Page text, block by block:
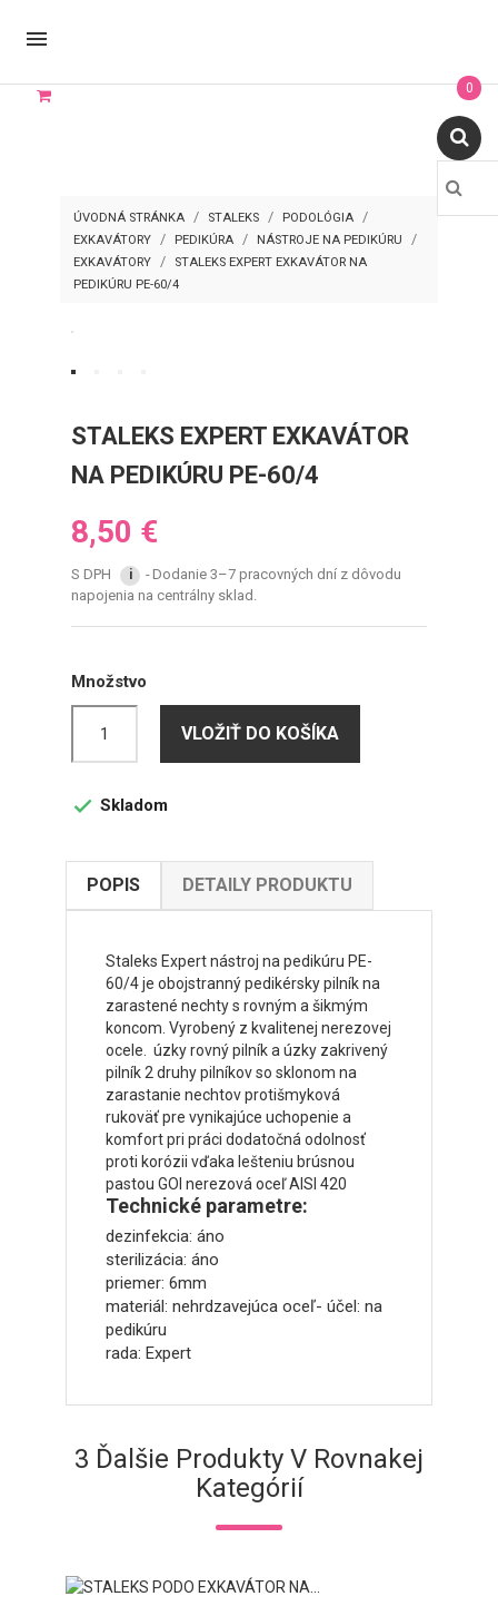

0
ÚVODNÁ STRÁNKA STALEKS
PODOLÓGIA
EXKAVÁTORY
PEDIKÚRA
NÁSTROJE NA PEDIKÚRU
EXKAVÁTORY
STALEKS EXPERT EXKAVÁTOR NA
PEDIKÚRU PE-60/4
STALEKS EXPERT EXKAVÁTOR
NA PEDIKÚRU PE-60/4
8,50 €
S DPH i
Dodanie 3–7 pracovných dní z dôvodu
napojenia na centrálny sklad.
Množstvo
VLOŽIŤ DO KOŠÍKA
 Skladom
POPIS DETAILY PRODUKTU
Staleks Expert nástroj na pedikúru PE-
60/4 je obojstranný pedikérsky pilník na
zarastené nechty s rovným a šikmým
koncom. Vyrobený z kvalitenej nerezovej
ocele. úzky rovný pilník a úzky zakrivený
pilník 2 druhy pilníkov so sklonom na
zarastanie nechtov protišmyková
rukoväť pre vynikajúce uchopenie a
komfort pri práci dodatočná odolnosť
proti korózii vďaka lešteniu brúsnou
pastou GOI nerezová oceľ AISI 420
Technické parametre:
dezinfekcia: áno
sterilizácia: áno
priemer: 6mm
materiál: nehrdzavejúca oceľ- účel: na
pedikúru
rada: Expert
3 Ďalšie Produkty V Rovnakej
Kategórií